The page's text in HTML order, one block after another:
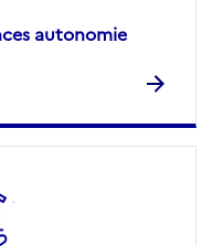
autonomie